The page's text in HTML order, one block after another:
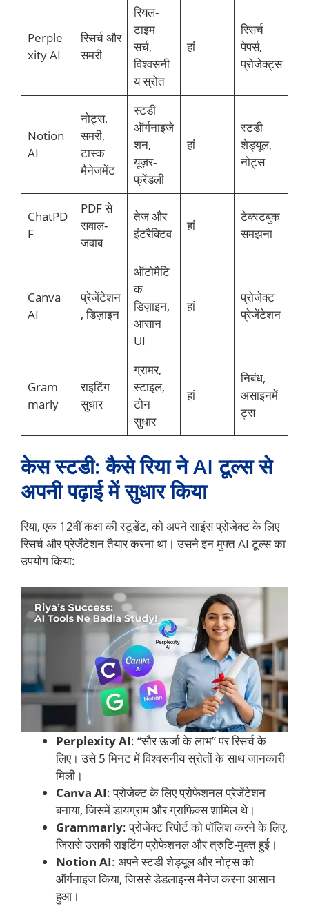
Perple
xity AI
रिसर्च और
समरी
रियल-
टाइम
सर्च,
विश्वसनी
य स्रोत
हां
रिसर्च
पेपर्स,
प्रोजेक्ट्स
Notion
AI
नोट्स,
समरी,
टास्क
मैनेजमेंट
स्टडी
ऑर्गनाइजे
शन,
यूज़र-
फ्रेंडली
हां
स्टडी
शेड्यूल,
नोट्स
ChatPD
F
PDF से
सवाल-
जवाब
तेज और
इंटरैक्टिव
हां
टेक्स्टबुक
समझना
Canva
AI
प्रेजेंटेशन
, डिज़ाइन
ऑटोमैटि
क
डिज़ाइन,
आसान
UI
हां
प्रोजेक्ट
प्रेजेंटेशन
Gram
marly
राइटिंग
सुधार
ग्रामर,
स्टाइल,
टोन
सुधार
हां
निबंध,
असाइनमें
ट्स
केस स्टडी: कैसे रिया ने AI टूल्स से
अपनी पढ़ाई में सुधार किया
रिया, एक 12वीं कक्षा की स्टूडेंट, को अपने साइंस प्रोजेक्ट के लिए
रिसर्च और प्रेजेंटेशन तैयार करना था। उसने इन मुफ्त AI टूल्स का
उपयोग किया:
Perplexity AI: “सौर ऊर्जा के लाभ” पर रिसर्च के
लिए। उसे 5 मिनट में विश्वसनीय स्रोतों के साथ जानकारी
मिली।
Canva AI: प्रोजेक्ट के लिए प्रोफेशनल प्रेजेंटेशन
बनाया, जिसमें डायग्राम और ग्राफिक्स शामिल थे।
Grammarly: प्रोजेक्ट रिपोर्ट को पॉलिश करने के लिए,
जिससे उसकी राइटिंग प्रोफेशनल और त्रुटि-मुक्त हुई।
Notion AI: अपने स्टडी शेड्यूल और नोट्स को
ऑर्गनाइज किया, जिससे डेडलाइन्स मैनेज करना आसान
हुआ।